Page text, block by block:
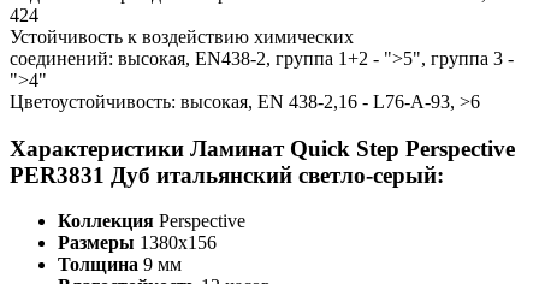
424
Устойчивость к воздействию химических
соединений: высокая, EN438-2, группа 1+2 - ">5", группа 3 -
">4"
Цветоустойчивость: высокая, EN 438-2,16 - L76-A-93, >6
Характеристики Ламинат Quick Step Perspective
PER3831 Дуб итальянский светло-серый:
Коллекция Perspective
Размеры 1380х156
Толщина 9 мм